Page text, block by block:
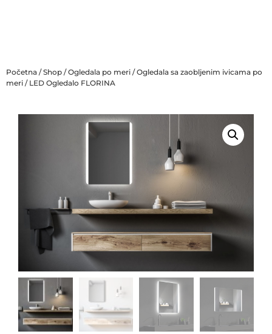
Početna /Shop /Ogledala po meri /Ogledala sa zaobljenim ivicama po
meri / LED Ogledalo FLORINA